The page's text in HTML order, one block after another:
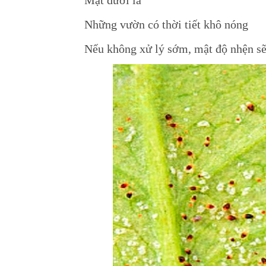
Những vườn có thời tiết khô nóng
Nếu không xử lý sớm, mật độ nhện